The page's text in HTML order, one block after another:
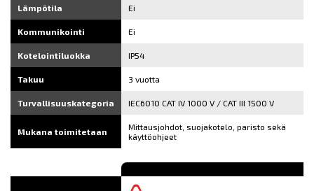
Lämpötila Ei
Kommunikointi Ei
Kotelointiluokka IP54
Takuu 3 vuotta
Turvallisuuskategoria IEC6010 CAT IV 1000 V / CAT III 1500 V
Mukana toimitetaan
Mittausjohdot, suojakotelo, paristo sekä
käyttöohjeet